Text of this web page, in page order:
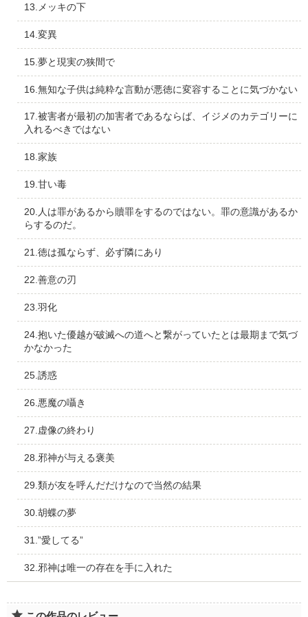
13.メッキの下
14.変異
15.夢と現実の狭間で
16.無知な子供は純粋な言動が悪徳に変容することに気づかない
17.被害者が最初の加害者であるならば、イジメのカテゴリーに
入れるべきではない
18.家族
19.甘い毒
20.人は罪があるから贖罪をするのではない。罪の意識があるか
らするのだ。
21.徳は孤ならず、必ず隣にあり
22.善意の刃
23.羽化
24.抱いた優越が破滅への道へと繋がっていたとは最期まで気づ
かなかった
25.誘惑
26.悪魔の囁き
27.虚像の終わり
28.邪神が与える褒美
29.類が友を呼んだだけなので当然の結果
30.胡蝶の夢
31.”愛してる”
32.邪神は唯一の存在を手に入れた